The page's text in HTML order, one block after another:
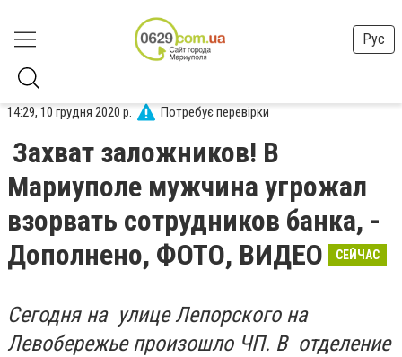
Рус
14:29, 10 грудня 2020 р. Потребує перевірки
Захват заложников! В
Мариуполе мужчина угрожал
взорвать сотрудников банка, -
Дополнено, ФОТО, ВИДЕО
СЕЙЧАС
Сегодня на улице Лепорского на
Левобережье произошло ЧП. В отделение